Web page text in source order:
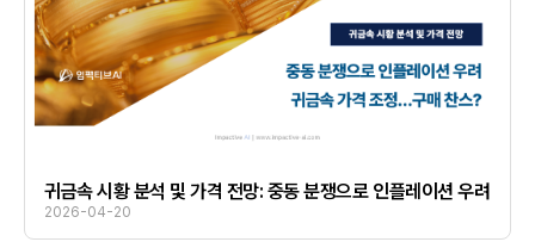
귀금속 시황 분석 및 가격 전망: 중동 분쟁으로 인플레이션 우려
2026-04-20